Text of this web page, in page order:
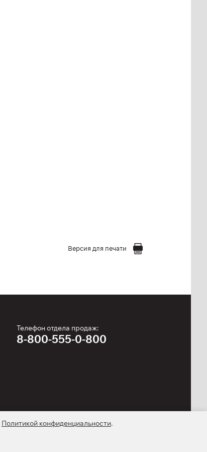
Версия для печати
Телефон отдела продаж:
8-800-555-0-800
Политикой конфиденциальности.